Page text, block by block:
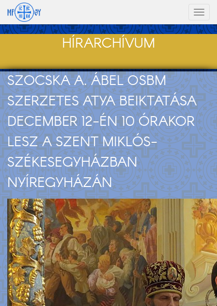
HÍRARCHÍVUM
SZOCSKA A. ÁBEL OSBM
SZERZETES ATYA BEIKTATÁSA
DECEMBER 12-ÉN 10 ÓRAKOR
LESZ A SZENT MIKLÓS-
SZÉKESEGYHÁZBAN
NYÍREGYHÁZÁN